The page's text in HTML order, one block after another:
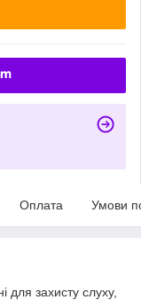
Оплата Умови
для захисту слуху,